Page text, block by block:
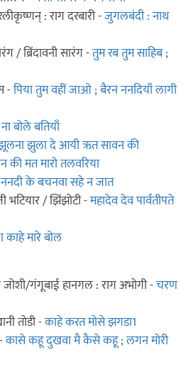
: राग दरबारी -जुगलबंदी : नाथ
/ ब्रिंदावनी सारंग -तुम रब तुम साहिब ;
-पिया तुम वहीं जाओ ; बैरन ननदियाँ लागी
बोले बतियाँ
झुला दे आयी ऋत सावन की
की मत मारो तलवरिया
ननदी के बचनवा सहे न जात
भटियार / झिंझोटी -महादेव देव पार्वतीपते
काहे मारे बोल
गंगूबाई हानगल : राग अभोगी -चरण
तोडी -काहे करत मोसे झगडा1
कासे कहू दुखवा मै कैसे कहू ; लगन मोरी